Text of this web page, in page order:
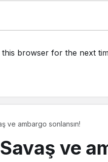
browser for the next
ve ambargo sonlansın!
ve